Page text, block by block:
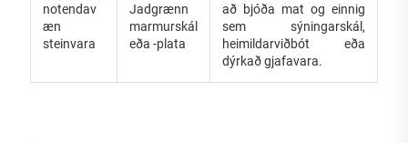
notendav
æn
steinvara
Jadgrænn
marmurskál
eða -plata
að bjóða mat og einnig
sem sýningarskál,
heimildarviðbót eða
dýrkað gjafavara.